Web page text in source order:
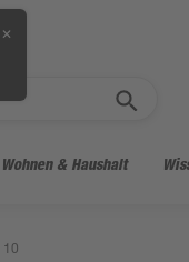
✕
Wohnen & Haushalt
10